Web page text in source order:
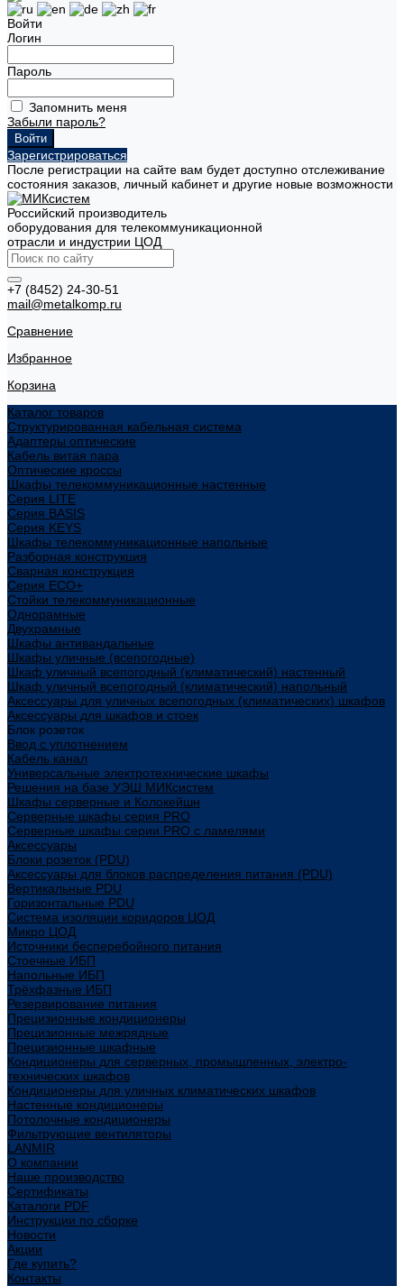
Войти
Логин
Пароль
Запомнить меня
Забыли пароль?
Зарегистрироваться
После регистрации на сайте вам будет доступно отслеживание
состояния заказов, личный кабинет и другие новые возможности
Российский производитель
оборудования для телекоммуникационной
отрасли и индустрии ЦОД
+7 (8452) 24-30-51
mail@metalkomp.ru
Сравнение
Избранное
Корзина
Каталог товаров
Структурированная кабельная система
Адаптеры оптические
Кабель витая пара
Оптические кроссы
Шкафы телекоммуникационные настенные
Cерия LITE
Cерия BASIS
Cерия KEYS
Шкафы телекоммуникационные напольные
Разборная конструкция
Сварная конструкция
Серия ECO+
Стойки телекоммуникационные
Однорамные
Двухрамные
Шкафы антивандальные
Шкафы уличные (всепогодные)
Шкаф уличный всепогодный (климатический) настенный
Шкаф уличный всепогодный (климатический) напольный
Аксессуары для уличных всепогодных (климатических) шкафов
Аксессуары для шкафов и стоек
Блок розеток
Ввод с уплотнением
Кабель канал
Универсальные электротехнические шкафы
Решения на базе УЭШ МИКсистем
Шкафы серверные и Колокейшн
Серверные шкафы серия PRO
Серверные шкафы серии PRO с ламелями
Аксессуары
Блоки розеток (PDU)
Аксессуары для блоков распределения питания (PDU)
Вертикальные PDU
Горизонтальные PDU
Система изоляции коридоров ЦОД
Микро ЦОД
Источники бесперебойного питания
Стоечные ИБП
Напольные ИБП
Трёхфазные ИБП
Резервирование питания
Прецизионные кондиционеры
Прецизионные межрядные
Прецизионные шкафные
Кондиционеры для серверных, промышленных, электро-
технических шкафов
Кондиционеры для уличных климатических шкафов
Настенные кондиционеры
Потолочные кондиционеры
Фильтрующие вентиляторы
LANMIR
О компании
Наше производство
Сертификаты
Каталоги PDF
Инструкции по сборке
Новости
Акции
Где купить?
Контакты